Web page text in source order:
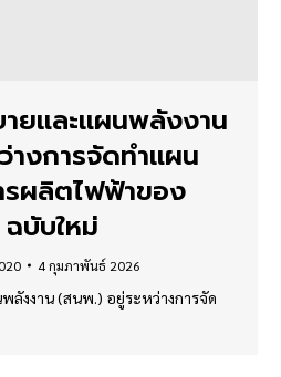
ยและแผนพลังงาน
งการจัดทำแผน
ผลิตไฟฟ้าของ
ฉบับใหม่
4 กุมภาพันธ์ 2026
ลังงาน (สนพ.) อยู่ระหว่างการจัด